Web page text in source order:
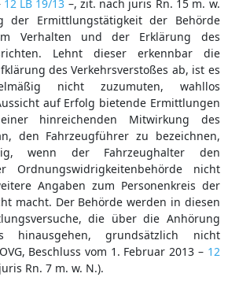
12 LB 19/13 –, zit. nach juris Rn. 15 m. w.
der Ermittlungstätigkeit der Behörde
Verhalten und der Erklärung des
Lehnt dieser erkennbar die
des Verkehrsverstoßes ab, ist es
nicht zuzumuten, wahllos
auf Erfolg bietende Ermittlungen
hinreichenden Mitwirkung des
den Fahrzeugführer zu bezeichnen,
wenn der Fahrzeughalter den
Ordnungswidrigkeitenbehörde nicht
Angaben zum Personenkreis der
macht. Der Behörde werden in diesen
die über die Anhörung
hinausgehen, grundsätzlich nicht
Beschluss vom 1. Februar 2013 – 12
Rn. 7 m. w. N.).